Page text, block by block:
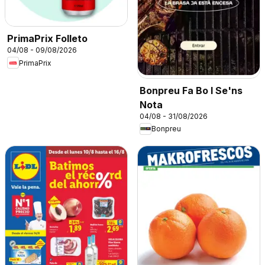
PrimaPrix Folleto
04/08 - 09/08/2026
PrimaPrix
Bonpreu Fa Bo I Se'ns
Nota
04/08 - 31/08/2026
Bonpreu